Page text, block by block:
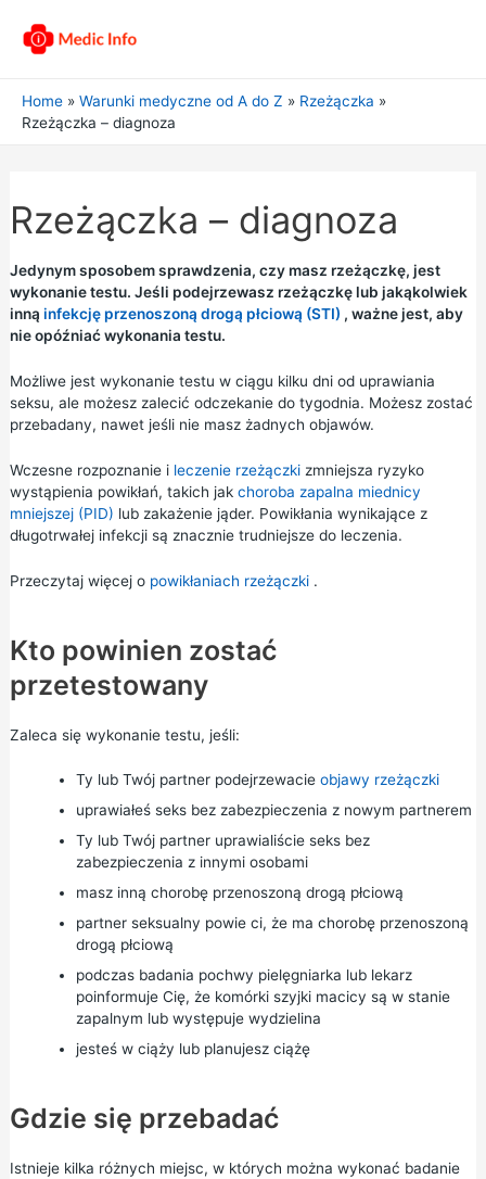
Home Warunki medyczne od A do Z
Rzeżączka
Rzeżączka – diagnoza
Rzeżączka – diagnoza
Jedynym sposobem sprawdzenia, czy masz rzeżączkę, jest
wykonanie testu. Jeśli podejrzewasz rzeżączkę lub jakąkolwiek
inną infekcję przenoszoną drogą płciową (STI) , ważne jest, aby
nie opóźniać wykonania testu.
Możliwe jest wykonanie testu w ciągu kilku dni od uprawiania
seksu, ale możesz zalecić odczekanie do tygodnia. Możesz zostać
przebadany, nawet jeśli nie masz żadnych objawów.
Wczesne rozpoznanie i leczenie rzeżączkizmniejsza ryzyko
wystąpienia powikłań, takich jak choroba zapalna miednicy
mniejszej (PID) lub zakażenie jąder. Powikłania wynikające z
długotrwałej infekcji są znacznie trudniejsze do leczenia.
Przeczytaj więcej o powikłaniach rzeżączki.
Kto powinien zostać
przetestowany
Zaleca się wykonanie testu, jeśli:
Ty lub Twój partner podejrzewacie objawy rzeżączki
uprawiałeś seks bez zabezpieczenia z nowym partnerem
Ty lub Twój partner uprawialiście seks bez
zabezpieczenia z innymi osobami
masz inną chorobę przenoszoną drogą płciową
partner seksualny powie ci, że ma chorobę przenoszoną
drogą płciową
podczas badania pochwy pielęgniarka lub lekarz
poinformuje Cię, że komórki szyjki macicy są w stanie
zapalnym lub występuje wydzielina
jesteś w ciąży lub planujesz ciążę
Gdzie się przebadać
Istnieje kilka różnych miejsc, w których można wykonać badanie